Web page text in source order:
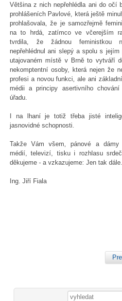
Většina z nich nepřehlédla ani do očí
prohlášeních Pavlové, která ještě
prohlašovala, že je samozřejmě
na to hrdá, zatímco ve včerejším
tvrdila, že žádnou feministkou
nepřehlédnul ani slepý a spolu s jejím
utajovaném místě v Brně to vytváří
nekomptentní osoby, která nejen že
profesi a novou funkci, ale ani
médii a principy asertivního
úřadu.
I na lhaní je totiž třeba jisté
jasnovidné schopnosti.
Takže Vám všem, pánové a dámy
médií, televizí, tisku i rozhlasu
děkujeme - a vzkazujeme: Jen tak dále.
Ing. Jiří Fiala
Vyhledávání